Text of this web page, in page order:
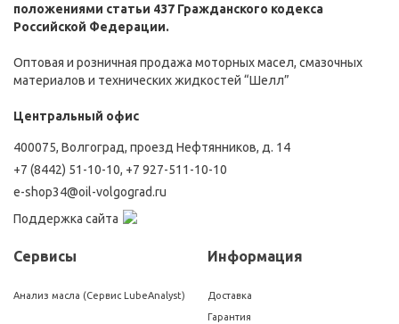
положениями статьи 437 Гражданского кодекса
Российской Федерации.
Оптовая и розничная продажа моторных масел, смазочных
материалов и технических жидкостей “Шелл”
Центральный офис
400075, Волгоград, проезд Нефтянников, д. 14
+7 (8442) 51-10-10, +7 927-511-10-10
e-shop34@oil-volgograd.ru
Поддержка сайта
Сервисы
Анализ масла (Сервис LubeAnalyst)
Информация
Доставка
Гарантия